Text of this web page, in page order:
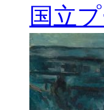
国立